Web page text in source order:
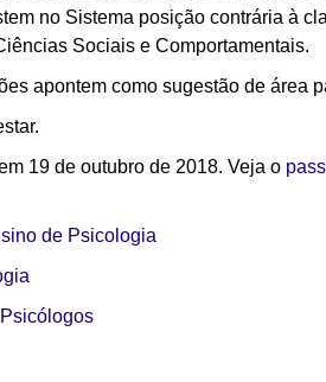
no Sistema posição contrária à
Sociais e Comportamentais.
apontem como sugestão de área
19 de outubro de 2018. Veja o
de Psicologia